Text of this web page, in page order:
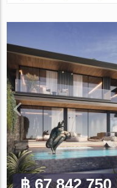
฿ 67 842 750